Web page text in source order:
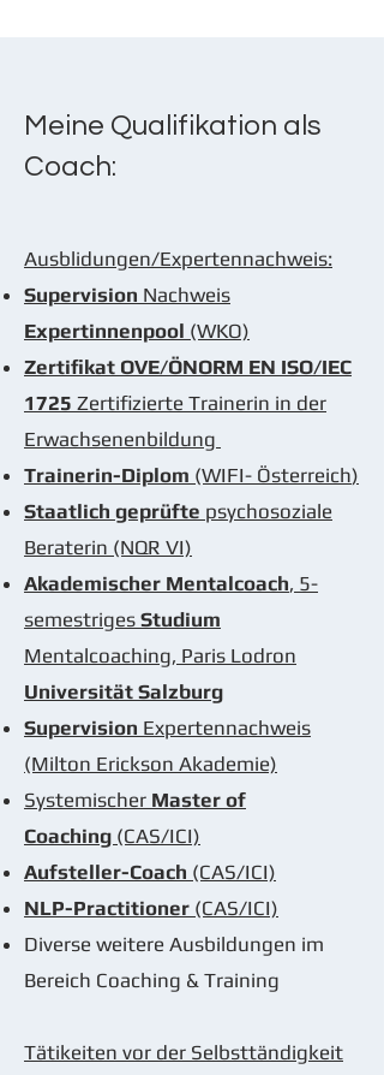
Meine Qualifikation als
Coach:
Ausblidungen/Expertennachweis:
Supervision Nachweis
Expertinnenpool (WKO)
Zertifikat OVE/ÖNORM EN ISO/IEC
1725 Zertifizierte Trainerin in der
Erwachsenenbildung
Trainerin-Diplom (WIFI- Österreich)
Staatlich geprüfte psychosoziale
Beraterin (NQR VI)
Akademischer Mentalcoach, 5-
semestriges Studium
Mentalcoaching, Paris Lodron
Universität Salzburg
Supervision Expertennachweis
(Milton Erickson Akademie)
Systemischer Master of
Coaching (CAS/ICI)
Aufsteller-Coach (CAS/ICI)
NLP-Practitioner (CAS/ICI)
Diverse weitere Ausbildungen im
Bereich Coaching & Training
Tätikeiten vor der Selbsttändigkeit